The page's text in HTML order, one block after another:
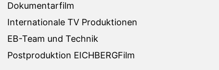
Dokumentarfilm
Internationale TV Produktionen
EB-Team und Technik
Postproduktion EICHBERGFilm